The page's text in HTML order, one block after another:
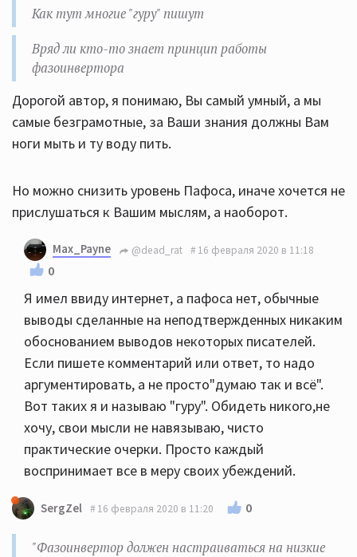
Как тут многие "гуру" пишут
Вряд ли кто-то знает принцип работы
фазоинвертора
Дорогой автор, я понимаю, Вы самый умный, а мы
самые безграмотные, за Ваши знания должны Вам
ноги мыть и ту воду пить.
Но можно снизить уровень Пафоса, иначе хочется не
прислушаться к Вашим мыслям, а наоборот.
Max_Payne @dead_rat 16 февраля 2020 в 11:18
0
Я имел ввиду интернет, а пафоса нет, обычные
выводы сделанные на неподтвержденных никаким
обоснованием выводов некоторых писателей.
Если пишете комментарий или ответ, то надо
аргументировать, а не просто"думаю так и всё".
Вот таких я и называю "гуру". Обидеть никого,не
хочу, свои мысли не навязываю, чисто
практические очерки. Просто каждый
воспринимает все в меру своих убеждений.
SergZel 16 февраля 2020 в 11:20 0
"Фазоинвертор должен настраиваться на низкие